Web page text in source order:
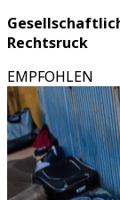
Rechtsruck
EMPFOHLEN